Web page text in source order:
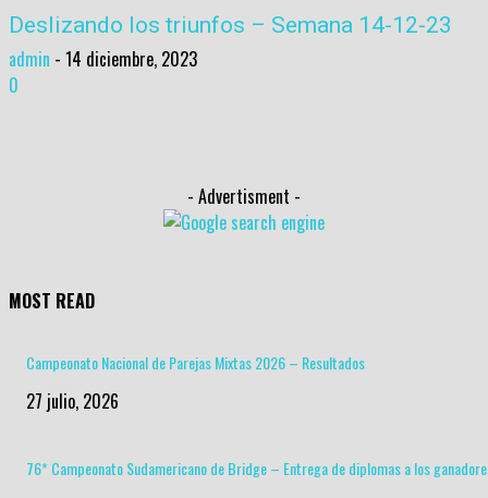
Deslizando los triunfos – Semana 14-12-23
admin - 14 diciembre, 2023
0
- Advertisment -
MOST READ
Campeonato Nacional de Parejas Mixtas 2026 – Resultados
27 julio, 2026
76* Campeonato Sudamericano de Bridge – Entrega de diplomas a los